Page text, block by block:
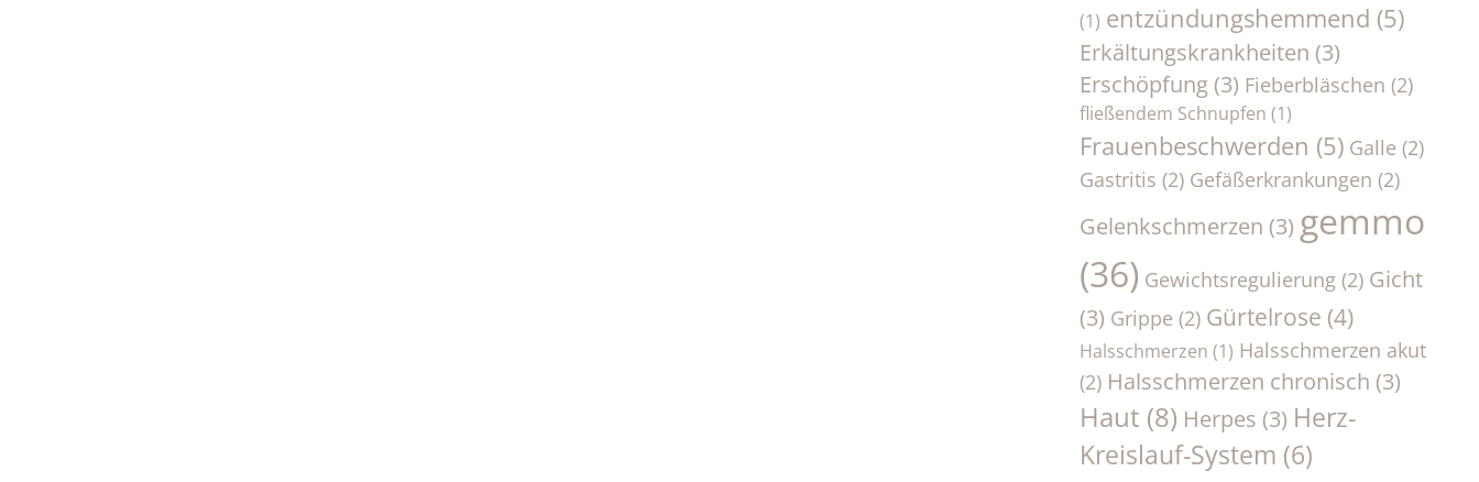
(1) entzündungshemmend (5)
Erkältungskrankheiten (3)
Erschöpfung(3) Fieberbläschen (2)
fließendem Schnupfen (1)
Frauenbeschwerden (5) Galle (2)
Gastritis (2) Gefäßerkrankungen (2)
Gelenkschmerzen (3) gemmo
(36) Gewichtsregulierung(2) Gicht
(3) Grippe (2) Gürtelrose (4)
Halsschmerzen (1) Halsschmerzen akut
(2) Halsschmerzen chronisch (3)
Haut (8) Herpes (3) Herz-
Kreislauf-System (6)